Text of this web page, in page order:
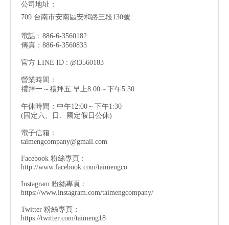
公司地址：
709 台南市安南區安和路三段130號
電話：886-6-3560182
傳真：886-6-3560833
官方 LINE ID : @i3560183
營業時間：
禮拜一～禮拜五 早上8:00～下午5:30
午休時間：中午12:00～下午1:30
(固定六、日、國定假日公休)
電子信箱：
taimengcompany@gmail.com
Facebook 粉絲專頁：
http://www.facebook.com/taimengco
Instagram 粉絲專頁：
https://www.instagram.com/taimengcompany/
Twitter 粉絲專頁：
https://twitter.com/taimeng18